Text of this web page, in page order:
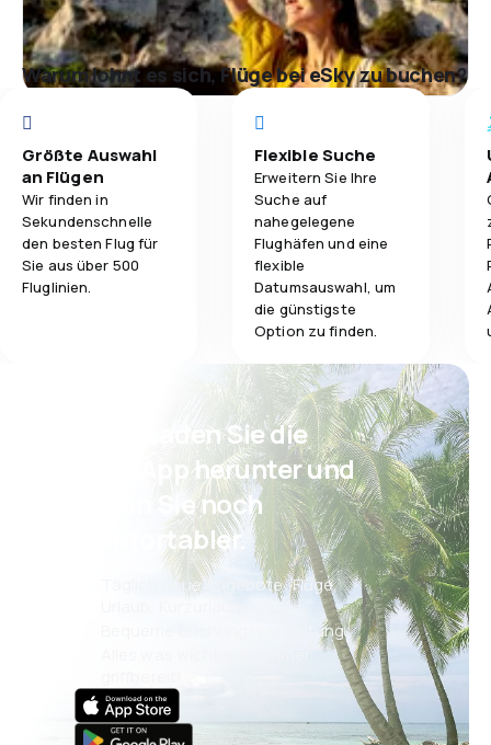
Warum lohnt es sich, Flüge bei eSky zu buchen?
Größte Auswahl
an Flügen
Wir finden in
Sekundenschnelle
den besten Flug für
Sie aus über 500
Fluglinien.
Flexible Suche
Erweitern Sie Ihre
Suche auf
nahegelegene
Flughäfen und eine
flexible
Datumsauswahl, um
die günstigste
Option zu finden.
Psst! Laden Sie die
eSky App herunter und
reisen Sie noch
komfortabler.
Täglich neue Angebote: Flüge,
Bequeme Buchungsverwaltung